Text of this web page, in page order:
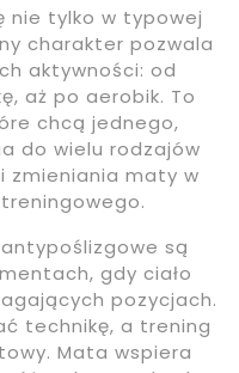
nie tylko w typowej
charakter pozwala
aktywności: od
aż po aerobik. To
chcą jednego,
do wielu rodzajów
zmieniania maty w
są
gdy ciało
pozycjach.
technikę, a trening
Mata wspiera